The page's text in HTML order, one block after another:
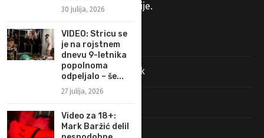
Slovenije.
Stran s prispevki
Pravila uporabe in pravni pouk
O piškotkih (Cookies)
30 julija, 2026
VIDEO: Stricu se
je na rojstnem
dnevu 9-letnika
popolnoma
odpeljalo – še...
27 julija, 2026
Video za 18+:
Mark Baržić delil